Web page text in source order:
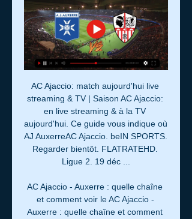
AC Ajaccio: match aujourd'hui live
streaming & TV | Saison AC Ajaccio:
en live streaming & à la TV
aujourd'hui. Ce guide vous indique où
AJ AuxerreAC Ajaccio. beIN SPORTS.
Regarder bientôt. FLATRATEHD.
Ligue 2. 19 déc ...
AC Ajaccio - Auxerre : quelle chaîne
et comment voir le AC Ajaccio -
Auxerre : quelle chaîne et comment